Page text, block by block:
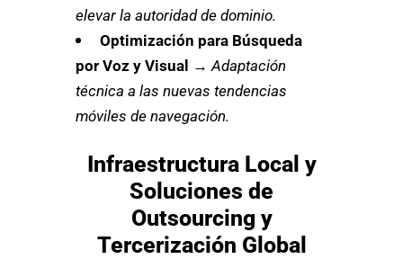
elevar la autoridad de dominio.
Optimización para Búsqueda
por Voz y Visual →Adaptación
técnica a las nuevas tendencias
móviles de navegación.
Infraestructura Local y
Soluciones de
Outsourcing y
Tercerización Global